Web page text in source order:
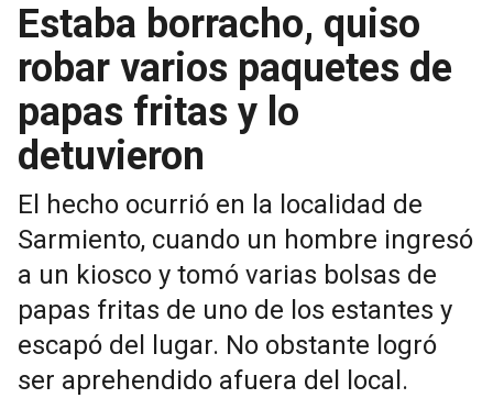
Estaba borracho, quiso
robar varios paquetes de
papas fritas y lo
detuvieron
El hecho ocurrió en la localidad de
Sarmiento, cuando un hombre ingresó
a un kiosco y tomó varias bolsas de
papas fritas de uno de los estantes y
escapó del lugar. No obstante logró
ser aprehendido afuera del local.